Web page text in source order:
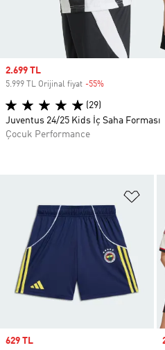
Sale price
629 TL
Sale price
2.699 TL
5.999 TL Orijinal fiyat -55%
(29)
Juventus 24/25 Kids İç Saha Forması
Çocuk Performance